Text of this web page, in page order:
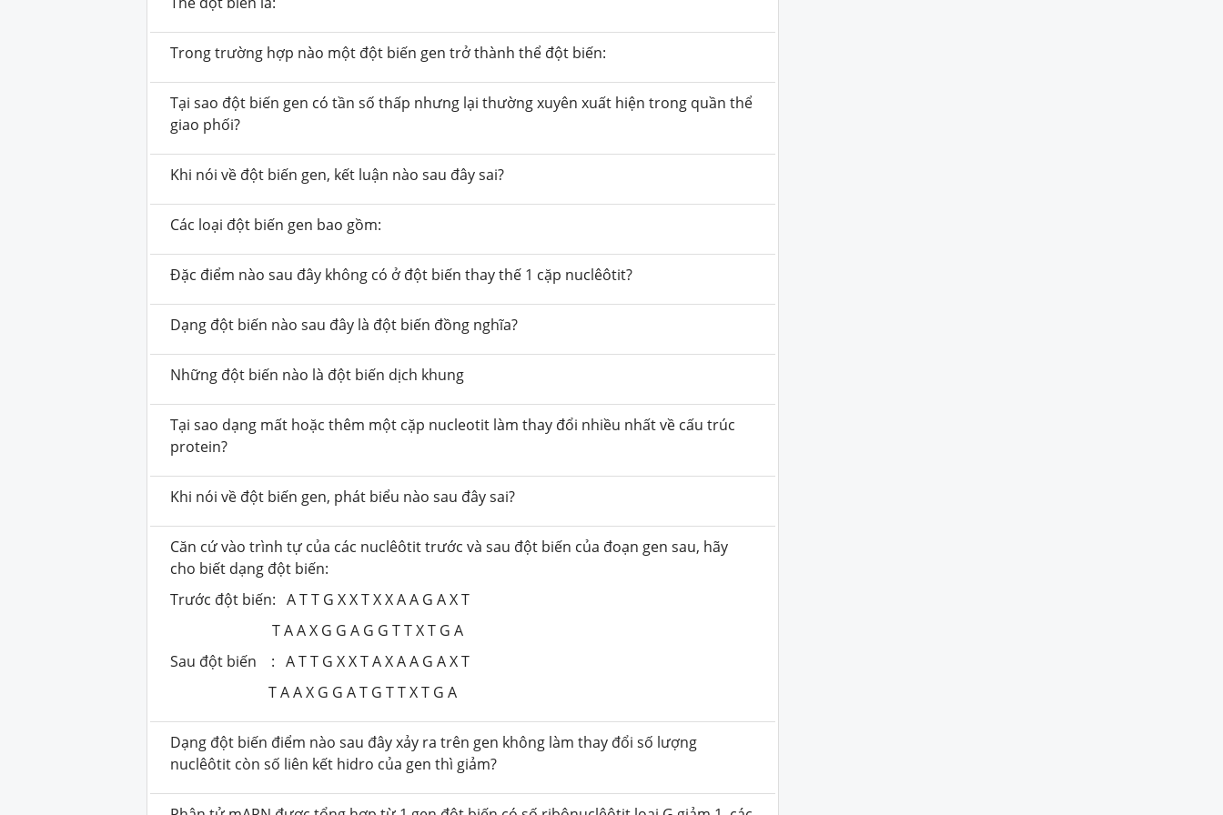
Trong trường hợp nào một đột biến gen trở thành thể đột biến:
Tại sao đột biến gen có tần số thấp nhưng lại thường xuyên xuất hiện trong quần thể
giao phối?
Khi nói về đột biến gen, kết luận nào sau đây sai?
Các loại đột biến gen bao gồm:
Đặc điểm nào sau đây không có ở đột biến thay thế 1 cặp nuclêôtit?
Dạng đột biến nào sau đây là đột biến đồng nghĩa?
Những đột biến nào là đột biến dịch khung
Tại sao dạng mất hoặc thêm một cặp nucleotit làm thay đổi nhiều nhất về cấu trúc
protein?
Khi nói về đột biến gen, phát biểu nào sau đây sai?
Căn cứ vào trình tự của các nuclêôtit trước và sau đột biến của đoạn gen sau, hãy
cho biết dạng đột biến:
Trước đột biến: A T T G X X T X X A A G A X T
T A A X G G A G G T T X T G A
Sau đột biến : A T T G X X T A X A A G A X T
T A A X G G A T G T T X T G A
Dạng đột biến điểm nào sau đây xảy ra trên gen không làm thay đổi số lượng
nuclêôtit còn số liên kết hidro của gen thì giảm?